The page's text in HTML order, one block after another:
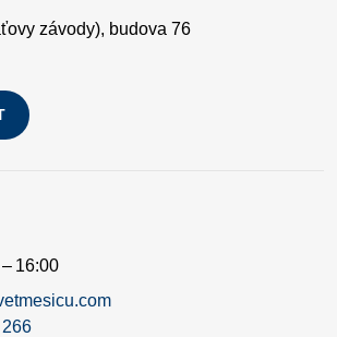
závody), budova 76
16:00